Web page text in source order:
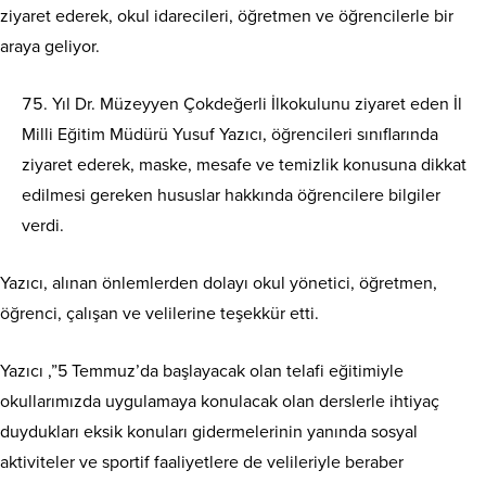
ziyaret ederek, okul idarecileri, öğretmen ve öğrencilerle bir
araya geliyor.
Yıl Dr. Müzeyyen Çokdeğerli İlkokulunu ziyaret eden İl
Milli Eğitim Müdürü Yusuf Yazıcı, öğrencileri sınıflarında
ziyaret ederek, maske, mesafe ve temizlik konusuna dikkat
edilmesi gereken hususlar hakkında öğrencilere bilgiler
verdi.
Yazıcı, alınan önlemlerden dolayı okul yönetici, öğretmen,
öğrenci, çalışan ve velilerine teşekkür etti.
Yazıcı ,”5 Temmuz’da başlayacak olan telafi eğitimiyle
okullarımızda uygulamaya konulacak olan derslerle ihtiyaç
duydukları eksik konuları gidermelerinin yanında sosyal
aktiviteler ve sportif faaliyetlere de velileriyle beraber